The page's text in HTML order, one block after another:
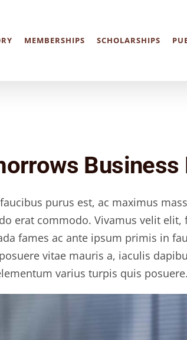
MEMBERSHIPS SCHOLARSHIPS
Business
purus est, ac maximus
erat commodo. Vivamus velit
fames ac ante ipsum primis in
vitae mauris a, iaculis
varius turpis quis posuere.